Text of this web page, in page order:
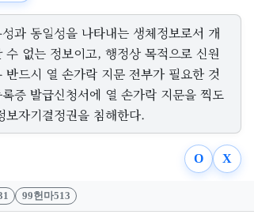
과 동일성을 나타내는 생체정보로서 개
수 없는 정보이고, 행정상 목적으로 신원
반드시 열 손가락 지문 전부가 필요한 것
증 발급신청서에 열 손가락 지문을 찍도
보자기결정권을 침해한다.
O X
99헌마513